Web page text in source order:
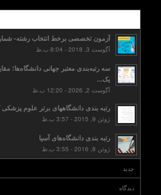
آزمون تخصصی برخط انتخاب رشته-
آگوست 3, 2018 - 8:04 ب.ظ
سه رتبه‌بندی معتبر جهانی دانشگاه‌ها؛
یک...
آگوست 2, 2026 - 12:20 ب.ظ
رتبه بندی دانشگاههای برتر علوم
ژوئن 9, 2015 - 3:57 ب.ظ
رتبه بندی دانشگاه‌های آسیا
ژوئن 8, 2016 - 3:55 ب.ظ
جدید
دیدگاه